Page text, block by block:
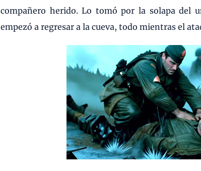
compañero herido. Lo tomó por la solapa del
empezó a regresar a la cueva, todo mientras el